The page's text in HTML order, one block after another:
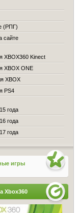
(РПГ)
сайте
XBOX360 Kinect
XBOX ONE
XBOX
PS4
года
года
года
игры
Xbox360